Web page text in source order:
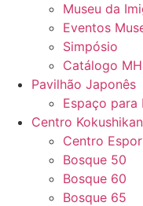
Museu da
Eventos
Simpósio
Catálogo
Pavilhão Japonês
Espaço para
Centro Kokushikan
Centro
Bosque 50
Bosque 60
Bosque 65